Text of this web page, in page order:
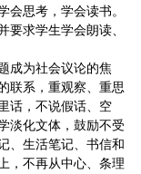
会思考，学会读书。
要求学生学会朗读、
为社会议论的焦
联系，重观察、重思
话，不说假话、空
淡化文体，鼓励不受
、生活笔记、书信和
，不再从中心、条理